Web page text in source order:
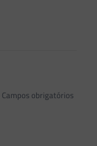
Campos obrigatórios